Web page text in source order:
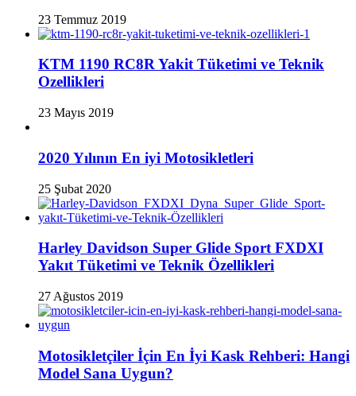
23 Temmuz 2019
KTM 1190 RC8R Yakit Tüketimi ve Teknik
Ozellikleri
23 Mayıs 2019
2020 Yılının En iyi Motosikletleri
25 Şubat 2020
Harley Davidson Super Glide Sport FXDXI
Yakıt Tüketimi ve Teknik Özellikleri
27 Ağustos 2019
Motosikletçiler İçin En İyi Kask Rehberi: Hangi
Model Sana Uygun?